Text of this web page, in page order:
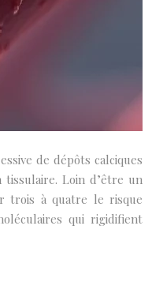
de dépôts calciques
Loin d’être un
trois à quatre le risque
qui rigidifient